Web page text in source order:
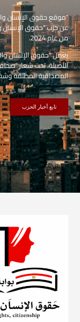
“موقع حقوق الإنسان
من عام 2024.
يعمل “حقوق الإنسان
الأصيلة، تحت شعار
المصداقية المطلقة
تابع أخبار الحزب